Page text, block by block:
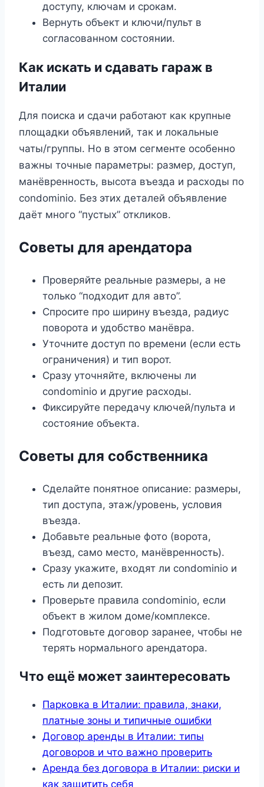
доступу, ключам и срокам.
Вернуть объект и ключи/пульт в
согласованном состоянии.
Как искать и сдавать гараж в
Италии
Для поиска и сдачи работают как крупные
площадки объявлений, так и локальные
чаты/группы. Но в этом сегменте особенно
важны точные параметры: размер, доступ,
манёвренность, высота въезда и расходы по
condominio. Без этих деталей объявление
даёт много “пустых” откликов.
Советы для арендатора
Проверяйте реальные размеры, а не
только “подходит для авто”.
Спросите про ширину въезда, радиус
поворота и удобство манёвра.
Уточните доступ по времени (если есть
ограничения) и тип ворот.
Сразу уточняйте, включены ли
condominio и другие расходы.
Фиксируйте передачу ключей/пульта и
состояние объекта.
Советы для собственника
Сделайте понятное описание: размеры,
тип доступа, этаж/уровень, условия
въезда.
Добавьте реальные фото (ворота,
въезд, само место, манёвренность).
Сразу укажите, входят ли condominio и
есть ли депозит.
Проверьте правила condominio, если
объект в жилом доме/комплексе.
Подготовьте договор заранее, чтобы не
терять нормального арендатора.
Что ещё может заинтересовать
Парковка в Италии: правила, знаки,
платные зоны и типичные ошибки
Договор аренды в Италии: типы
договоров и что важно проверить
Аренда без договора в Италии: риски и
как защитить себя